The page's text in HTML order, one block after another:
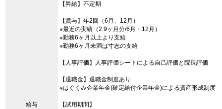
給与
【昇給】不定期
【賞与】年2回（6月、12月）
※最近の実績（2.9ヶ月分/6月・12月）
※勤務6ヶ月以上より支給
※勤務6ヶ月未満は寸志の支給
【人事評価】人事評価シートによる自己評価と院長評価
【退職金】退職金制度あり
※はぐくみ企業年金(確定給付企業年金)による資産形成制度
【試用期間】